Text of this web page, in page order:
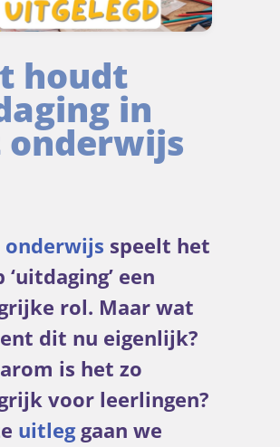
houdt
in
onderwijs
onderwijs speelt het
‘uitdaging’ een
rol. Maar wat
dit nu eigenlijk?
is het zo
voor leerlingen?
uitleggaan we